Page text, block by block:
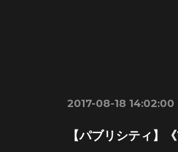
2017-08-18 14:02:00
【パブリシティ】